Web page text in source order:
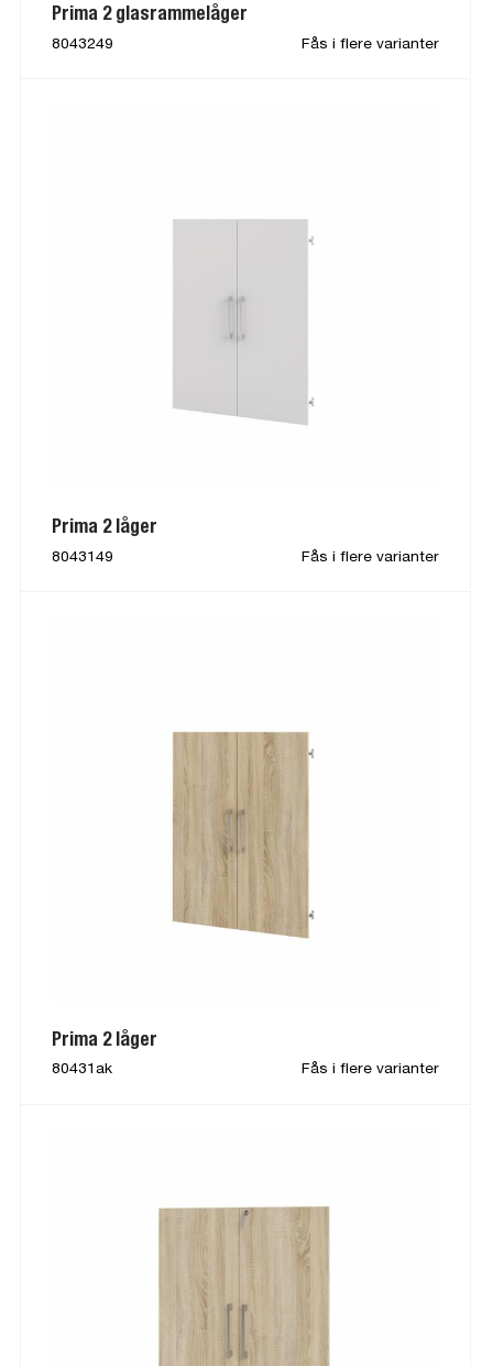
Prima 2 glasrammelåger
8043249 Fås i flere varianter
Prima 2 låger
8043149 Fås i flere varianter
Prima 2 låger
80431ak Fås i flere varianter